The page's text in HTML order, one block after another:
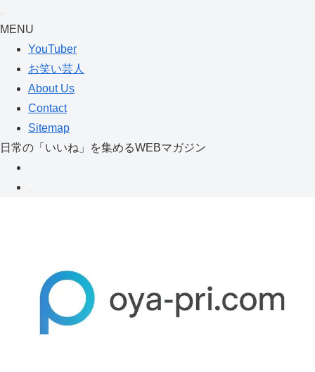
MENU
YouTuber
お笑い芸人
About Us
Contact
Sitemap
日常の「いいね」を集めるWEBマガジン